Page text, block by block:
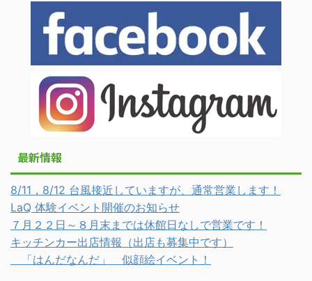
最新情報
8/11，8/12 台風接近していますが、通常営業します！
LaQ 体験イベント開催のお知らせ
７月２２日～８月末までは休館日なしで営業です！
キッチンカー出店情報（出店も募集中です）
「はんだなんだ」 似顔絵イベント！